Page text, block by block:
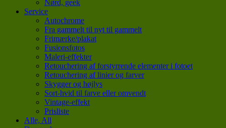
Nørd, geek
Service
Autochrome
Fra gammelt til nyt til gammelt
Frimærke/plakat
Fusionsfotos
Maleri-effekter
Retouchering af forstyrrende elementer i fotoet
Retouchering af linier og farver
Skygger og højlys
Sort-hvid til farve eller omvendt
Vintage-effekt
Prisliste
Alle, All